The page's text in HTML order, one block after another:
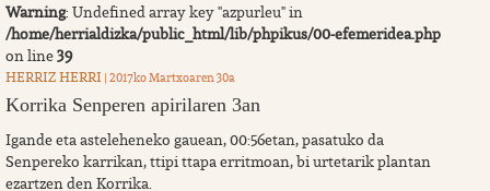
Warning: Undefined array key "azpurleu" in
/home/herrialdizka/public_html/lib/phpikus/00-efemeridea.php
on line39
HERRIZ HERRI | 2017ko Martxoaren 30a
Korrika Senperen apirilaren 3an
Igande eta asteleheneko gauean, 00:56etan, pasatuko da
Senpereko karrikan, ttipi ttapa erritmoan, bi urtetarik plantan
ezartzen den Korrika.